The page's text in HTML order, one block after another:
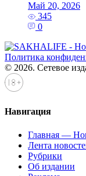
Май 20, 2026
345
0
Политика
© 2026. Сетевое
Навигация
Главная —
Лента
Рубрики
Об издании